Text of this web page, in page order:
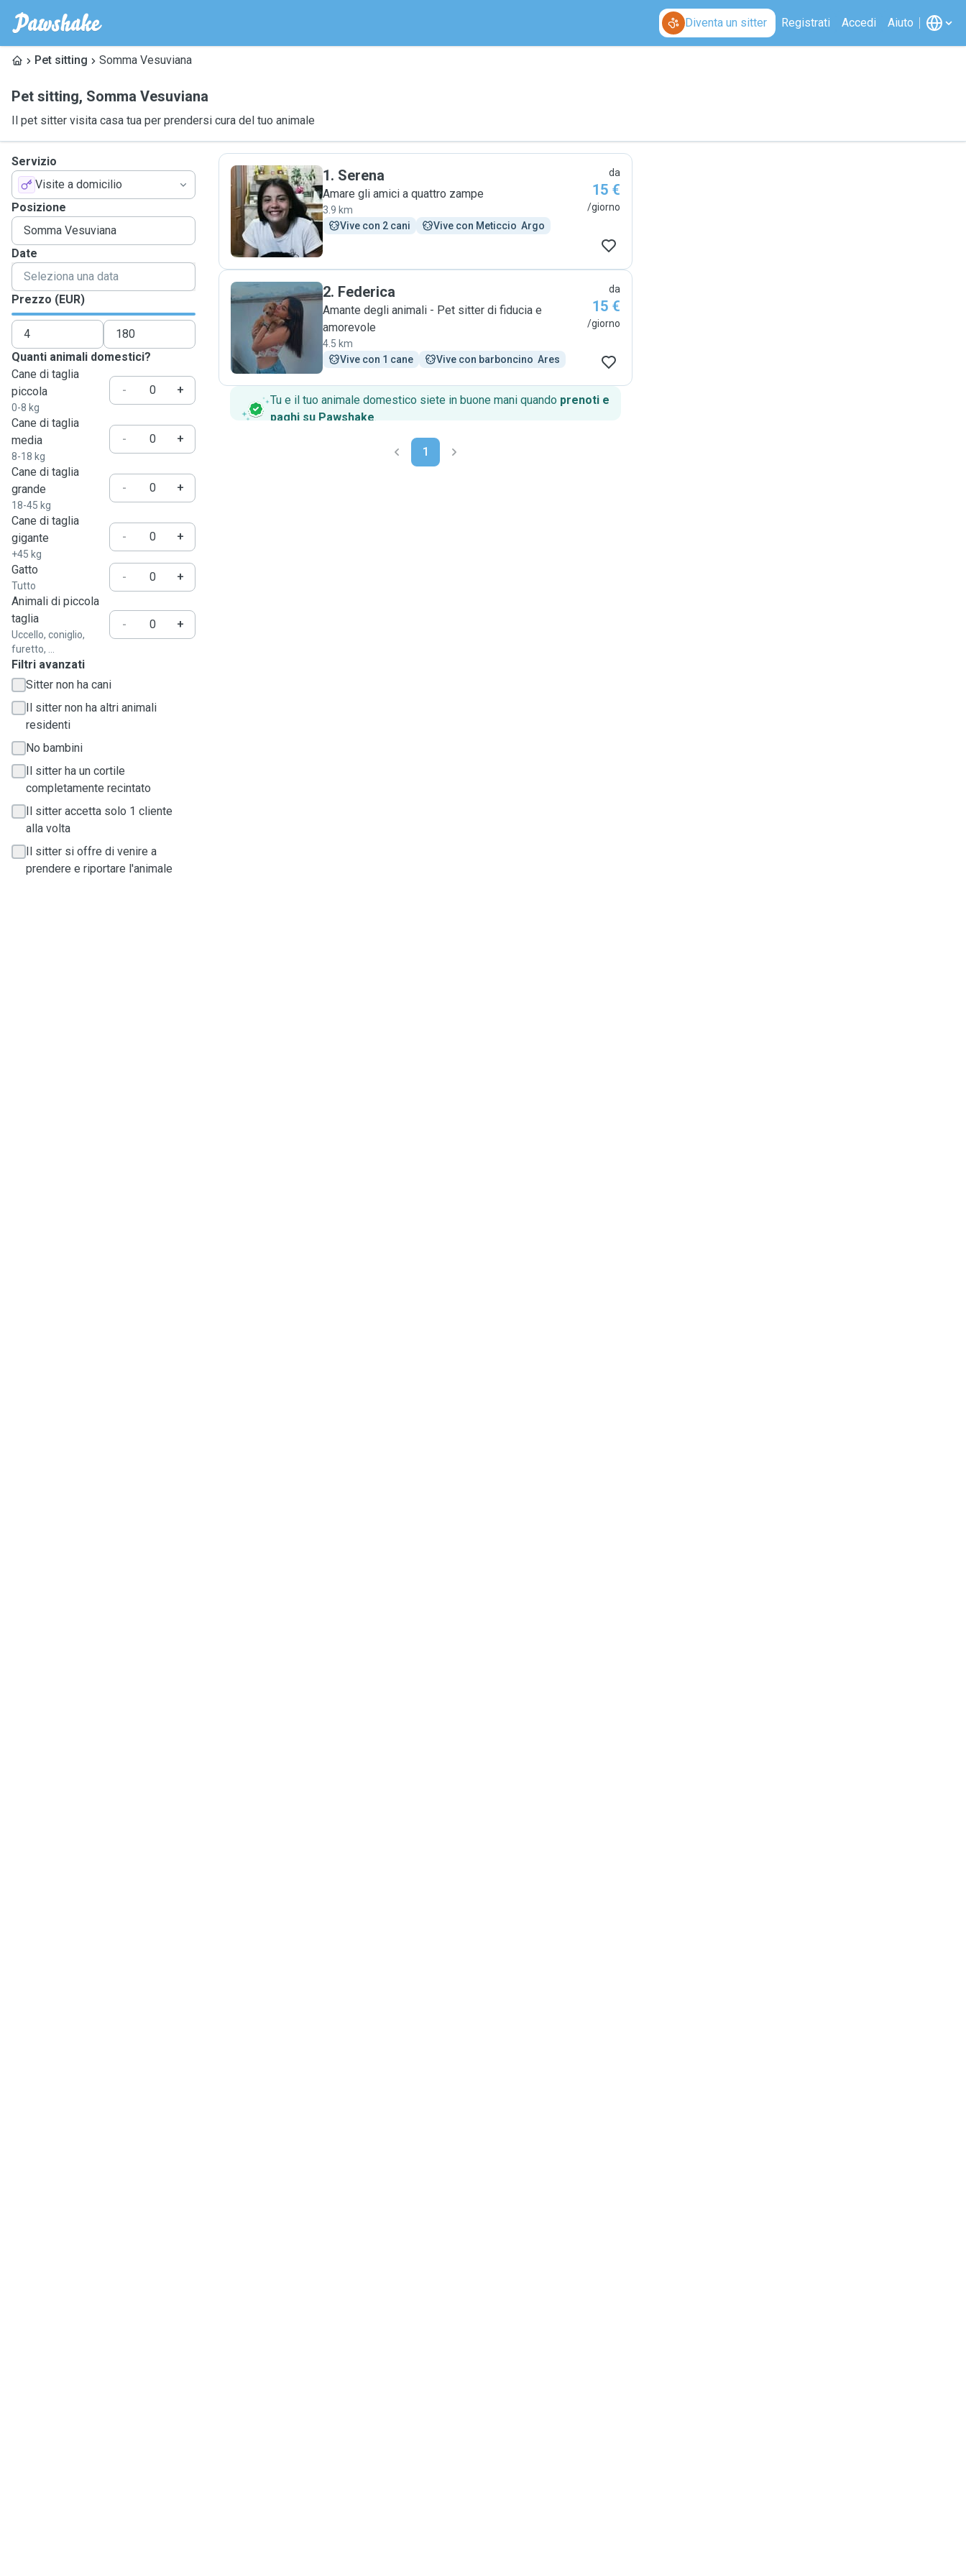
Diventa un sitter Registrati Accedi Aiuto
Pet sitting Somma Vesuviana
Pet sitting, Somma Vesuviana
Il pet sitter visita casa tua per prendersi cura del tuo animale
Servizio
Visite a domicilio
Posizione
Date
Prezzo (EUR)
Quanti animali domestici?
Cane di taglia
piccola
0-8 kg
- +
Cane di taglia
media
8-18 kg
- +
Cane di taglia
grande
18-45 kg
- +
Cane di taglia
gigante
+45 kg
- +
Gatto
Tutto
-
+
Animali di piccola
taglia
Uccello, coniglio,
furetto, ...
- +
Filtri avanzati
Sitter non ha cani
Il sitter non ha altri animali
residenti
No bambini
Il sitter ha un cortile
completamente recintato
Il sitter accetta solo 1 cliente
alla volta
Il sitter si offre di venire a
prendere e riportare l'animale
S
1. Serena
Amare gli amici a quattro zampe
3.9 km
Vive con 2 cani
Vive con Meticcio  Argo
da
15 €
/giorno
F
2. Federica
Amante degli animali - Pet sitter di fiducia e
amorevole
4.5 km
Vive con 1 cane
Vive con barboncino  Ares
da
15 €
/giorno
Tu e il tuo animale domestico siete in buone mani quando prenoti e
paghi su Pawshake.
1